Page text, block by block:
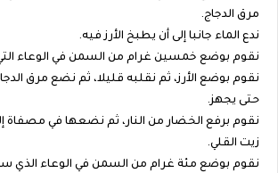
مرق الدجاج.
ندع الماء جانبا إلى أن يطبخ الأرز فيه.
نقوم بوضع خمسين غرام من السمن في الوعاء
نقوم بوضع الأرز، ثم نقلبه قليلا، ثم نضع مرق
حتى يجهز.
نقوم برفع الخضار من النار، ثم نضعها في مصفاة
زيت القلي.
نقوم بوضع مئة غرام من السمن في الوعاء الذي